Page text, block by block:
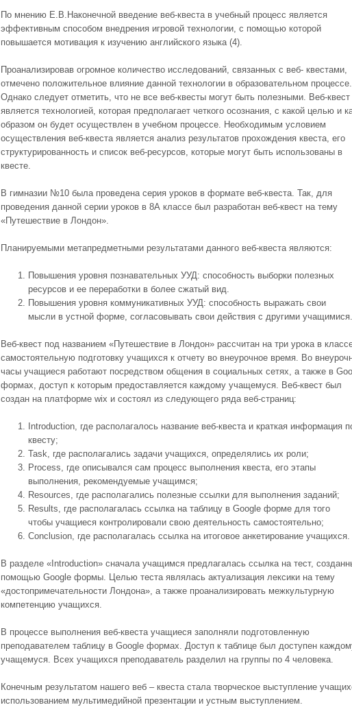
По мнению Е.В.Наконечной введение веб-квеста в учебный процесс является
эффективным способом внедрения игровой технологии, с помощью которой
повышается мотивация к изучению английского языка (4).
Проанализировав огромное количество исследований, связанных с веб- квестами,
отмечено положительное влияние данной технологии в образовательном процессе.
Однако следует отметить, что не все веб-квесты могут быть полезными. Веб-квест
является технологией, которая предполагает четкого осознания, с какой целью и
образом он будет осуществлен в учебном процессе. Необходимым условием
осуществления веб-квеста является анализ результатов прохождения квеста, его
структурированность и список веб-ресурсов, которые могут быть использованы в
квесте.
В гимназии №10 была проведена серия уроков в формате веб-квеста. Так, для
проведения данной серии уроков в 8А классе был разработан веб-квест на тему
«Путешествие в Лондон».
Планируемыми метапредметными результатами данного веб-квеста являются:
Повышения уровня познавательных УУД: способность выборки полезных
ресурсов и ее переработки в более сжатый вид.
Повышения уровня коммуникативных УУД: способность выражать свои
мысли в устной форме, согласовывать свои действия с другими учащимися.
Веб-квест под названием «Путешествие в Лондон» рассчитан на три урока в
самостоятельную подготовку учащихся к отчету во внеурочное время. Во
часы учащиеся работают посредством общения в социальных сетях, а также в
формах, доступ к которым предоставляется каждому учащемуся. Веб-квест был
создан на платформе wix и состоял из следующего ряда веб-страниц:
Introduction, где располагалось название веб-квеста и краткая информация
квесту;
Task, где располагались задачи учащихся, определялись их роли;
Process, где описывался сам процесс выполнения квеста, его этапы
выполнения, рекомендуемые учащимся;
Resources, где располагались полезные ссылки для выполнения заданий;
Results, где располагалась ссылка на таблицу в Google форме для того
чтобы учащиеся контролировали свою деятельность самостоятельно;
Сonclusion, где располагалась ссылка на итоговое анкетирование учащихся.
В разделе «Introduction» сначала учащимся предлагалась ссылка на тест,
помощью Google формы. Целью теста являлась актуализация лексики на тему
«достопримечательности Лондона», а также проанализировать межкультурную
компетенцию учащихся.
В процессе выполнения веб-квеста учащиеся заполняли подготовленную
преподавателем таблицу в Google формах. Доступ к таблице был доступен
учащемуся. Всех учащихся преподаватель разделил на группы по 4 человека.
Конечным результатом нашего веб – квеста стала творческое выступление
использованием мультимедийной презентации и устным выступлением.